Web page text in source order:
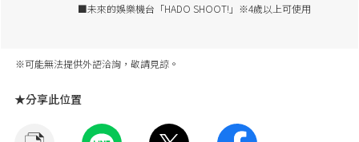
■未來的娛樂機台「HADO SHOOT!」※4歲以上可使用
※可能無法提供外語洽詢，敬請見諒。
★分享此位置